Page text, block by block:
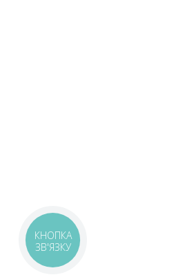
КНОПКА
ЗВ'ЯЗКУ